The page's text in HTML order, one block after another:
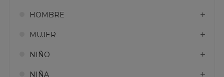
HOMBRE
MUJER
NIÑO
NIÑA